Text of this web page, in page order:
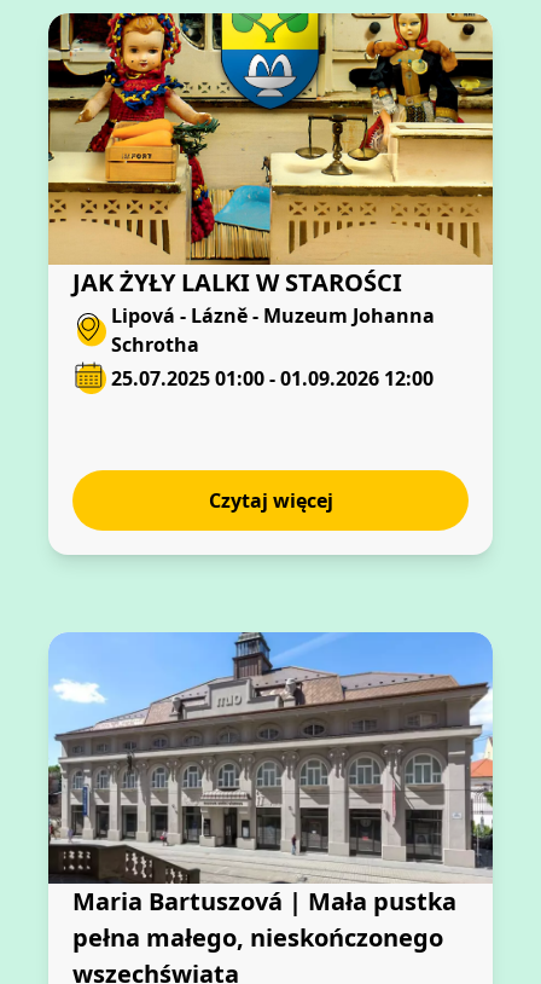
JAK ŻYŁY LALKI W STAROŚCI
Lipová - Lázně - Muzeum Johanna
Schrotha
25.07.2025 01:00 - 01.09.2026 12:00
Czytaj więcej
Maria Bartuszová | Mała pustka
pełna małego, nieskończonego
wszechświata